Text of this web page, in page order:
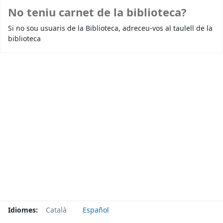
No teniu carnet de la biblioteca?
Si no sou usuaris de la Biblioteca, adreceu-vos al taulell de la
biblioteca
Idiomes: Català Español